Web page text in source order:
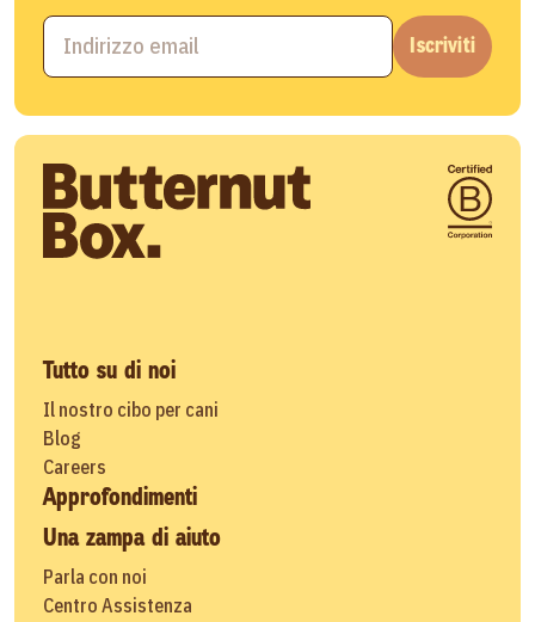
Iscriviti
Tutto su di noi
Il nostro cibo per cani
Blog
Careers
Approfondimenti
Una zampa di aiuto
Parla con noi
Centro Assistenza